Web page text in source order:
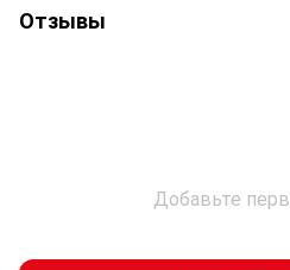
Отзывы
Добавьте